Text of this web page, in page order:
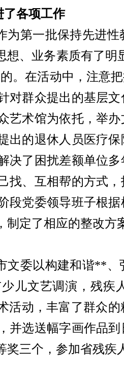
各项工作
第一批保持先进
、业务素质有了明
。在活动中，注意
对群众提出的基层
艺术馆为依托，举
出的退休人员医疗
决了困扰差额单位
找、互相帮的方式
段党委领导班子根
定了相应的整改方
文委以构建和谐**、
儿文艺调演，残疾
活动，丰富了群众
并选送幅字画作品
三个，参加省残疾